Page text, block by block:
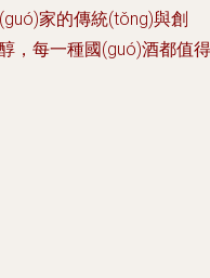
家的傳統(tǒng)與創
，每一種國(guó)酒都值得